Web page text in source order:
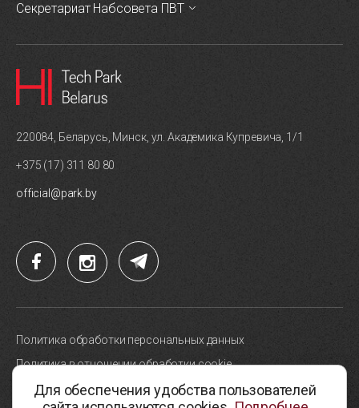
Секретариат Набсовета ПВТ
220084, Беларусь, Минск, ул. Академика Купревича, 1/1
+375 (17) 311 80 80
official@park.by
Политика обработки персональных данных
Политика в отношении обработки cookie
Карта сайта
Для обеспечения удобства пользователей